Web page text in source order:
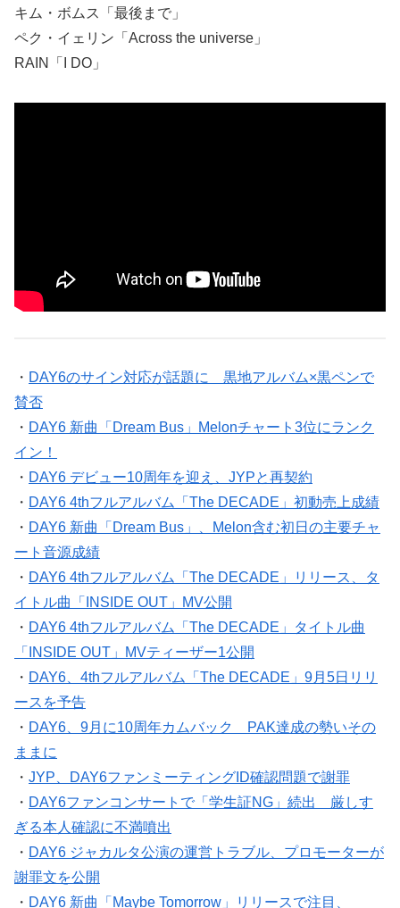
キム・ボムス「最後まで」
ペク・イェリン「Across the universe」
RAIN「I DO」
・ DAY6のサイン対応が話題に 黒地アルバム×黒ペンで
賛否
・ DAY6 新曲「Dream Bus」Melonチャート3位にランク
イン！
・ DAY6 デビュー10周年を迎え、JYPと再契約
・ DAY6 4thフルアルバム「The DECADE」初動売上成績
・ DAY6 新曲「Dream Bus」、Melon含む初日の主要チャ
ート音源成績
・ DAY6 4thフルアルバム「The DECADE」リリース、タ
イトル曲「INSIDE OUT」MV公開
・ DAY6 4thフルアルバム「The DECADE」タイトル曲
「INSIDE OUT」MVティーザー1公開
・ DAY6、4thフルアルバム「The DECADE」9月5日リリ
ースを予告
・ DAY6、9月に10周年カムバック PAK達成の勢いその
ままに
・ JYP、DAY6ファンミーティングID確認問題で謝罪
・ DAY6ファンコンサートで「学生証NG」続出 厳しす
ぎる本人確認に不満噴出
・ DAY6 ジャカルタ公演の運営トラブル、プロモーターが
謝罪文を公開
・ DAY6 新曲「Maybe Tomorrow」リリースで注目、